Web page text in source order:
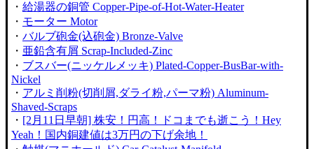
・ 給湯器の銅管 Copper-Pipe-of-Hot-Water-Heater
・ モーター Motor
・ バルブ砲金(込砲金) Bronze-Valve
・ 亜鉛含有屑 Scrap-Included-Zinc
・ ブスバー(ニッケルメッキ) Plated-Copper-BusBar-with-
Nickel
・ アルミ削粉(切削屑,ダライ粉,パーマ粉) Aluminum-
Shaved-Scraps
・ [2月11日早朝] 株安！円高！ドコまでも逝こう！Hey
Yeah！国内銅建値は3万円の下げ余地！